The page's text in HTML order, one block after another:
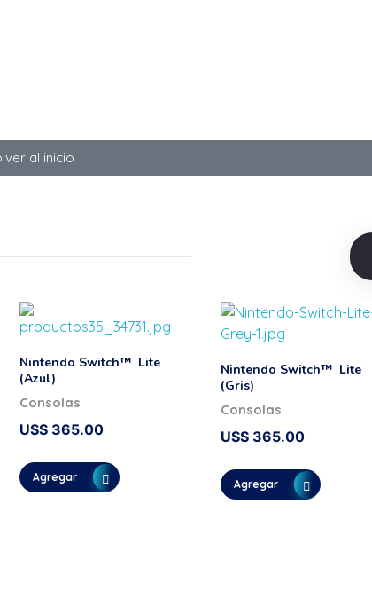
al inicio
Nintendo Switch™ Lite
(Azul)
U$S 365.00
Consolas
Agregar
Nintendo Switch™ Lite
(Gris)
U$S 365.00
Consolas
Agregar